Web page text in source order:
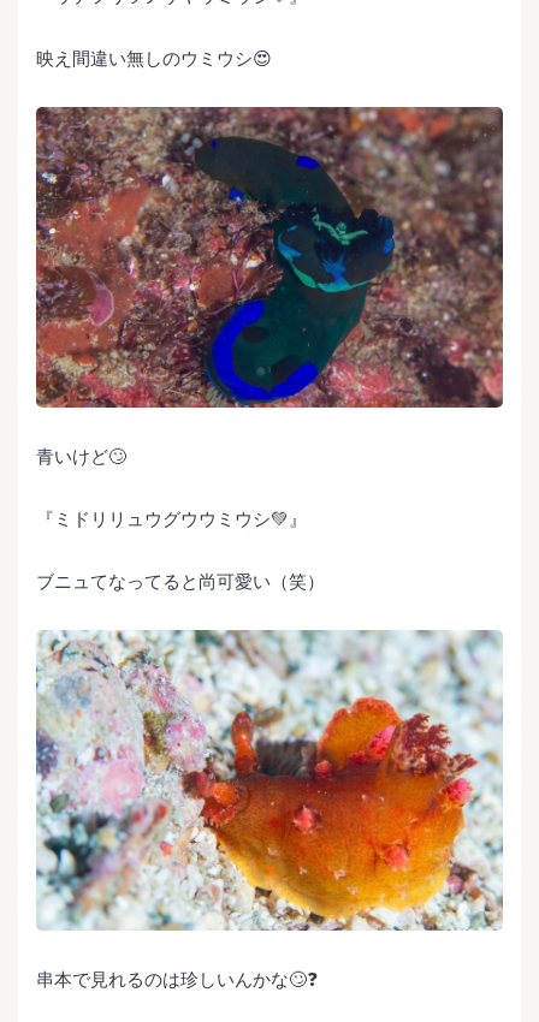
映え間違い無しのウミウシ😍
青いけど🙄
『ミドリリュウグウウミウシ💚』
ブニュてなってると尚可愛い（笑）
串本で見れるのは珍しいんかな🙄❓